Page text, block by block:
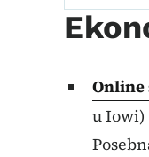
Online
u Iowi)